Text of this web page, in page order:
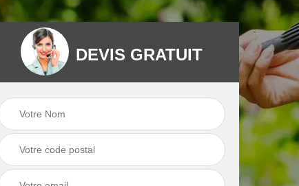
Peinture sur tuiles
Peinture sur tuiles
de toiture et zinc
DEVIS GRATUIT